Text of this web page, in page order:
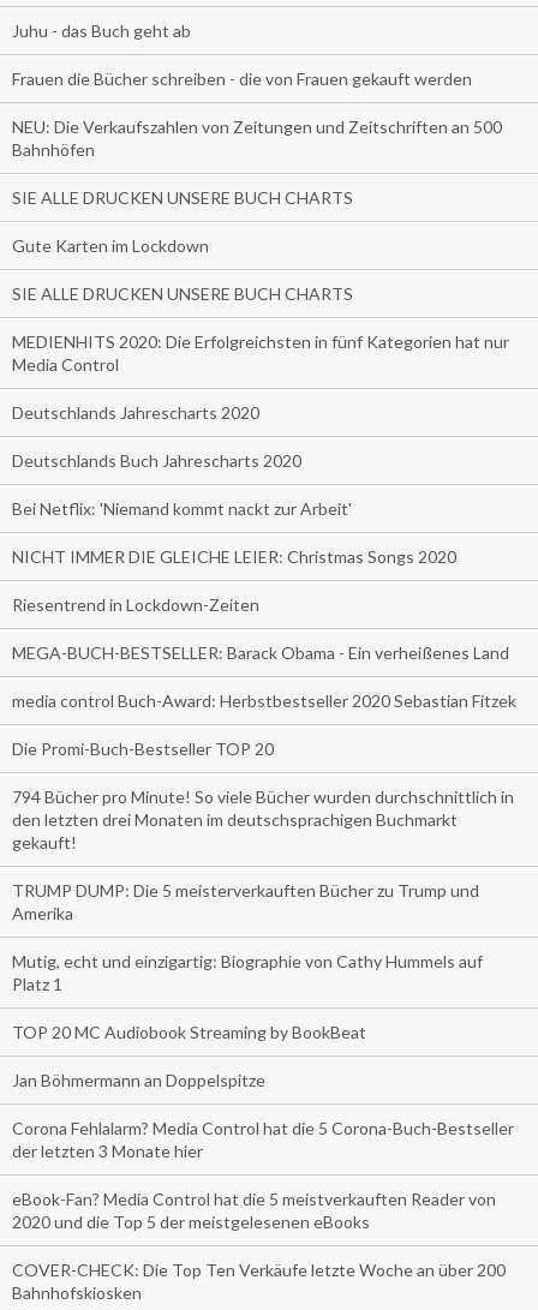
Juhu - das Buch geht ab
Frauen die Bücher schreiben - die von Frauen gekauft werden
NEU: Die Verkaufszahlen von Zeitungen und Zeitschriften an 500
Bahnhöfen
SIE ALLE DRUCKEN UNSERE BUCH CHARTS
Gute Karten im Lockdown
SIE ALLE DRUCKEN UNSERE BUCH CHARTS
MEDIENHITS 2020: Die Erfolgreichsten in fünf Kategorien hat nur
Media Control
Deutschlands Jahrescharts 2020
Deutschlands Buch Jahrescharts 2020
Bei Netflix: 'Niemand kommt nackt zur Arbeit'
NICHT IMMER DIE GLEICHE LEIER: Christmas Songs 2020
Riesentrend in Lockdown-Zeiten
MEGA-BUCH-BESTSELLER: Barack Obama - Ein verheißenes Land
media control Buch-Award: Herbstbestseller 2020 Sebastian Fitzek
Die Promi-Buch-Bestseller TOP 20
794 Bücher pro Minute! So viele Bücher wurden durchschnittlich in
den letzten drei Monaten im deutschsprachigen Buchmarkt
gekauft!
TRUMP DUMP: Die 5 meisterverkauften Bücher zu Trump und
Amerika
Mutig, echt und einzigartig: Biographie von Cathy Hummels auf
Platz 1
TOP 20 MC Audiobook Streaming by BookBeat
Jan Böhmermann an Doppelspitze
Corona Fehlalarm? Media Control hat die 5 Corona-Buch-Bestseller
der letzten 3 Monate hier
eBook-Fan? Media Control hat die 5 meistverkauften Reader von
2020 und die Top 5 der meistgelesenen eBooks
COVER-CHECK: Die Top Ten Verkäufe letzte Woche an über 200
Bahnhofskiosken